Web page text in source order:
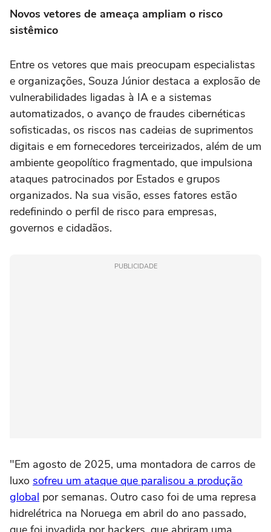
Novos vetores de ameaça ampliam o risco
sistêmico
Entre os vetores que mais preocupam especialistas
e organizações, Souza Júnior destaca a explosão de
vulnerabilidades ligadas à IA e a sistemas
automatizados, o avanço de fraudes cibernéticas
sofisticadas, os riscos nas cadeias de suprimentos
digitais e em fornecedores terceirizados, além de um
ambiente geopolítico fragmentado, que impulsiona
ataques patrocinados por Estados e grupos
organizados. Na sua visão, esses fatores estão
redefinindo o perfil de risco para empresas,
governos e cidadãos.
PUBLICIDADE
"Em agosto de 2025, uma montadora de carros de
luxo sofreu um ataque que paralisou a produção
global por semanas. Outro caso foi de uma represa
hidrelétrica na Noruega em abril do ano passado,